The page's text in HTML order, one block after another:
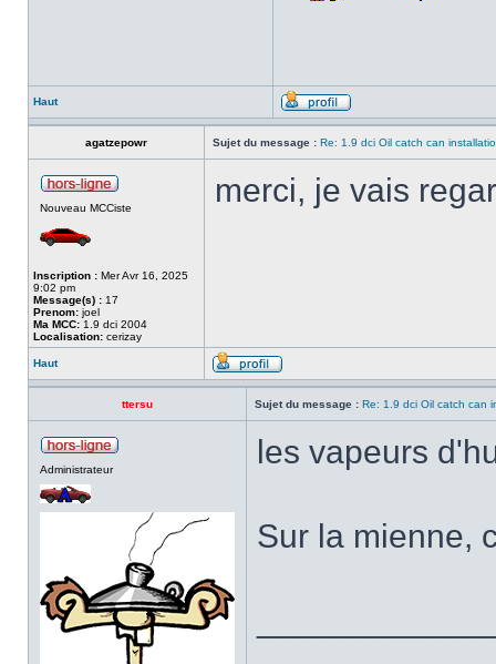
Haut
agatzepowr Sujet du message : Re: 1.9 dci Oil catch can
Nouveau MCCiste
Inscription : Mer Avr 16, 2025
9:02 pm
Message(s) : 17
Prenom: joel
Ma MCC: 1.9 dci 2004
Localisation: cerizay
merci, je vais
Haut
ttersu Sujet du message : Re: 1.9 dci Oil catch can
Administrateur les vapeurs
Sur la mienne,